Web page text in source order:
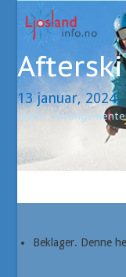
content
Open
mobile
menu
Close
mobile
menu
13 januar, 2024,
Hjem »
Beklager. Denne